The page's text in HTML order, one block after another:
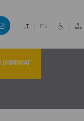
LT EN
ŪKININKAI“